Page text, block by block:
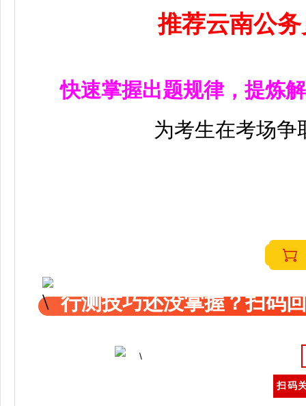
推荐云南公
快速掌握出题规律，提炼
为考生在考场争
行测技巧还没掌握？扫码
扫码